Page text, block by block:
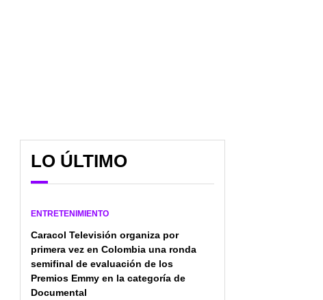
exparticipante de
Reino Unido
LO ÚLTIMO
ENTRETENIMIENTO
Caracol Televisión organiza por
primera vez en Colombia una ronda
semifinal de evaluación de los
Premios Emmy en la categoría de
Documental